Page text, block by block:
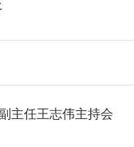
主任王志伟主持会